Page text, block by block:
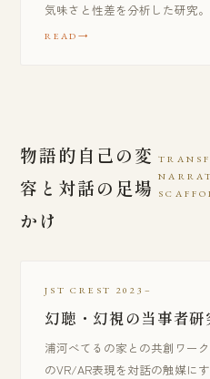
気味さと性差を分析した研究。
READ
物語的自己の変
容と対話の足場
かけ
JST CREST 2023–
幻聴・幻視の当事者研
浦河べてるの家との共創ワー
のVR/AR表現を対話の触媒に